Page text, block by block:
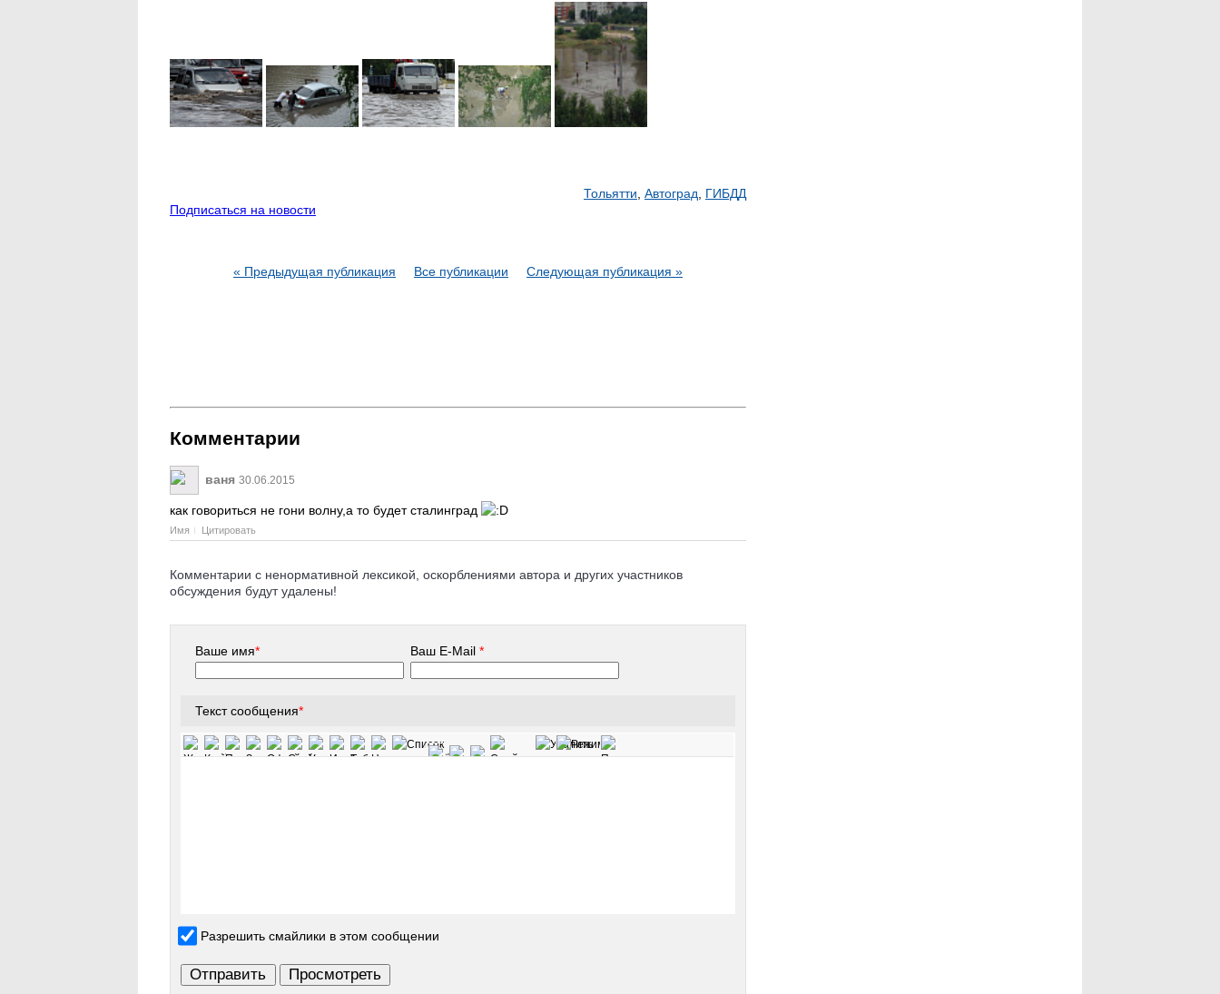
Тольятти Автоград
ГИБДД
Подписаться на новости
« Предыдущая публикация Все публикации Следующая публикация »
Комментарии
ваня 30.06.2015
как говориться не гони волну,а то будет сталинград
Имя Цитировать
Комментарии с ненормативной лексикой, оскорблениями автора и других участников
обсуждения будут удалены!
Ваше имя* Ваш E-Mail*
Текст сообщения*
Разрешить смайлики в этом сообщении